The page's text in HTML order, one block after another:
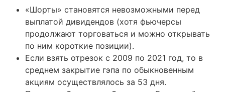
«Шорты» становятся невозможными перед
выплатой дивидендов (хотя фьючерсы
продолжают торговаться и можно открывать
по ним короткие позиции).
Если взять отрезок с 2009 по 2021 год, то в
среднем закрытие гэпа по обыкновенным
акциям осуществлялось за 53 дня.